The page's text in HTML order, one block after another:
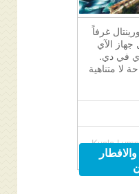
غرفاً
الآي
في دي.
لا متناهية
Kuala
Lumpur